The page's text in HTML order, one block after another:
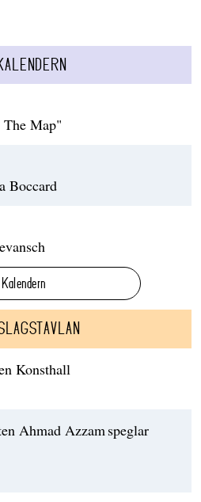
Map"
Boccard
Kalendern
Konsthall
Ahmad Azzam speglar